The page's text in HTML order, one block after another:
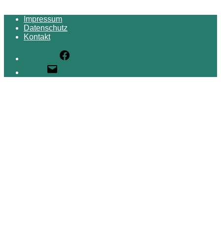
Impressum
Datenschutz
Kontakt